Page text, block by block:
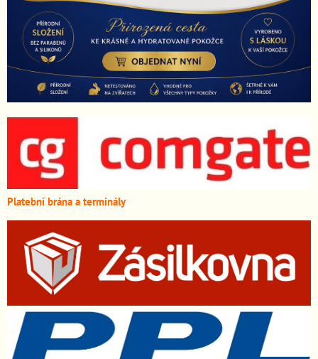
Platební brána a terminály